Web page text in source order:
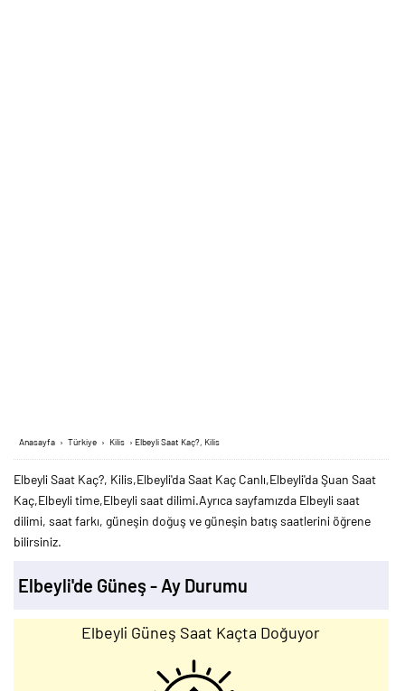
Anasayfa › Türkiye › Kilis › Elbeyli Saat Kaç?, Kilis
Elbeyli Saat Kaç?, Kilis,Elbeyli'da Saat Kaç Canlı,Elbeyli'da Şuan Saat
Kaç,Elbeyli time,Elbeyli saat dilimi.Ayrıca sayfamızda Elbeyli saat
dilimi, saat farkı, güneşin doğuş ve güneşin batış saatlerini öğrene
bilirsiniz.
Elbeyli'de Güneş - Ay Durumu
Elbeyli Güneş Saat Kaçta Doğuyor